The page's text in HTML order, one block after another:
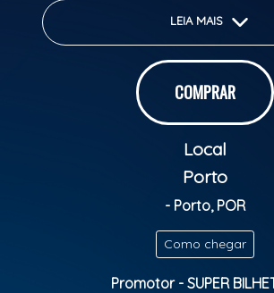
LEIA MAIS
COMPRAR
Local
Porto
- Porto, POR
Como chegar
Promotor - SUPER